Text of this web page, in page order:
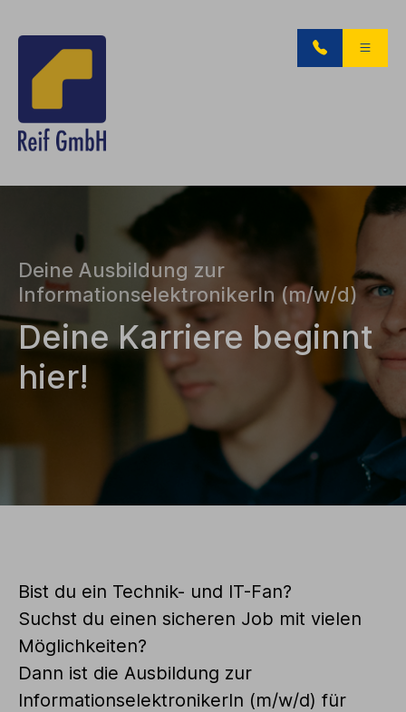
Deine Ausbildung zur
InformationselektronikerIn (m/w/d)
Deine Karriere beginnt
hier!
Bist du ein Technik- und IT-Fan?
Suchst du einen sicheren Job mit vielen
Möglichkeiten?
Dann ist die Ausbildung zur
InformationselektronikerIn (m/w/d) für